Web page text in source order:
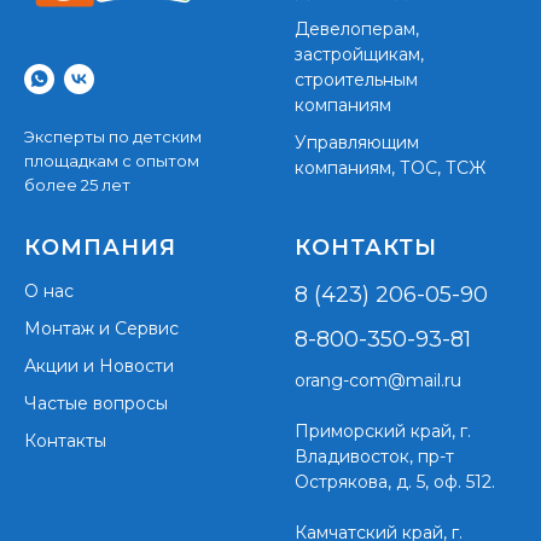
Эксперты по детским
площадкам с опытом
более 25 лет
Девелоперам,
застройщикам,
строительным
компаниям
Управляющим
компаниям, ТОС, ТСЖ
КОМПАНИЯ
О нас
Монтаж и Сервис
Акции и Новости
Частые вопросы
Контакты
КОНТАКТЫ
8 (423) 206-05-90
8-800-350-93-81
orang-com@mail.ru
Приморский край, г.
Владивосток, пр-т
Острякова, д. 5, оф. 512.
Камчатский край, г.